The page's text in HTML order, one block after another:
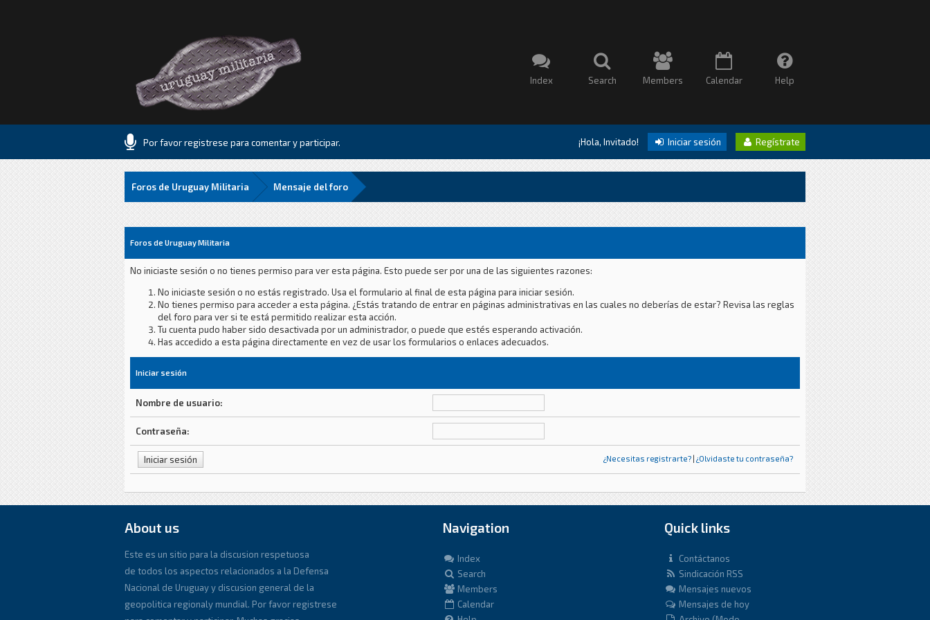
Index Search Members Calendar Help
Por favor registrese para comentar y participar. ¡Hola, Invitado! Iniciar sesión Regístrate
Foros de Uruguay Militaria Mensaje del foro
Foros de Uruguay Militaria
No iniciaste sesión o no tienes permiso para ver esta página. Esto puede ser por una de las siguientes razones:
No iniciaste sesión o no estás registrado. Usa el formulario al final de esta página para iniciar sesión.
No tienes permiso para acceder a esta página. ¿Estás tratando de entrar en páginas administrativas en las cuales no deberías de estar? Revisa las reglas
del foro para ver si te está permitido realizar esta acción.
Tu cuenta pudo haber sido desactivada por un administrador, o puede que estés esperando activación.
Has accedido a esta página directamente en vez de usar los formularios o enlaces adecuados.
Iniciar sesión
Nombre de usuario:
Contraseña:
¿Necesitas registrarte? | ¿Olvidaste tu contraseña?
About us
Este es un sitio para la discusion respetuosa
de todos los aspectos relacionados a la Defensa
Nacional de Uruguay y discusion general de la
geopolitica regionaly mundial. Por favor registrese
Navigation
Index
Search
Members
Calendar
Quick links
Contáctanos
Sindicación RSS
Mensajes nuevos
Mensajes de hoy